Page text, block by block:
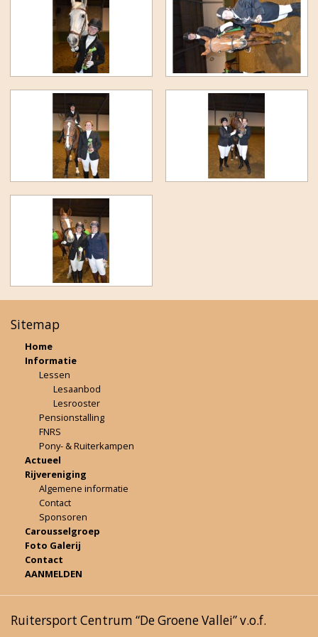
Sitemap
Home
Informatie
Lessen
Lesaanbod
Lesrooster
Pensionstalling
FNRS
Pony- & Ruiterkampen
Actueel
Rijvereniging
Algemene informatie
Contact
Sponsoren
Carousselgroep
Foto Galerij
Contact
AANMELDEN
Ruitersport Centrum “De Groene Vallei” v.o.f.